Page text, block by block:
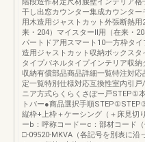
干し出窓カウンター集成カウンタ
用木造用ジャストカット外張断熱
来・204）マイスターⅡ用（在来・
パートドア用スマート10一方枠タ
造用ジャストカット収納ボックス
タイプパネルタイプインテリア収
収納有償部品商品詳細一覧特注対
定一覧特別仕様対応互換性室内引
ニア方式らくらくさぽー戸
トバー●商品選択手順
縦枠+上枠＋ケーシング（＋床見切
ーb：呼称コードーc：部材コード
□-09520-MKVA（各記号を別表に